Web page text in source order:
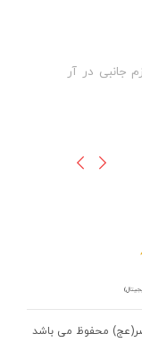
جانبی در آر
محفوظ می باشد